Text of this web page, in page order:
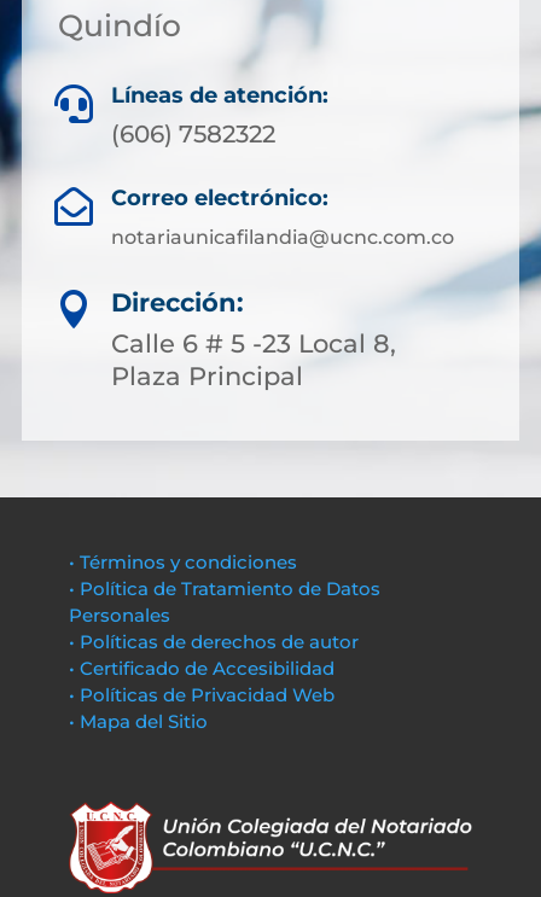
Quindío
 Líneas de atención:
(606) 7582322
 Correo electrónico:
notariaunicafilandia@ucnc.com.co

Dirección:
Calle 6 # 5 -23 Local 8,
Plaza Principal
• Términos y condiciones
• Política de Tratamiento de Datos
Personales
• Políticas de derechos de autor
• Certificado de Accesibilidad
• Políticas de Privacidad Web
• Mapa del Sitio